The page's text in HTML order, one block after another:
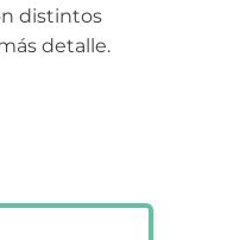
distintos
detalle.